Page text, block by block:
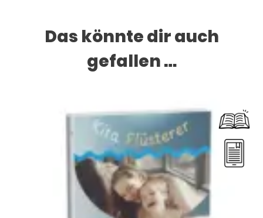
Das könnte dir auch
gefallen …